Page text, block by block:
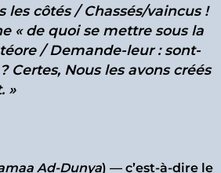
les côtés / Chassés/vaincus !
« de quoi se mettre sous la
/ Demande-leur : sont-
Certes, Nous les avons créés
»
Ad-Dunya) — c’est-à-dire le